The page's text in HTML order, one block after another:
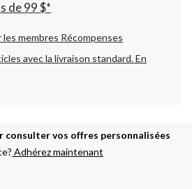
de 99 $*
membres Récompenses
avec la livraison standard.En
consulter vos offres personnalisées
Adhérez maintenant